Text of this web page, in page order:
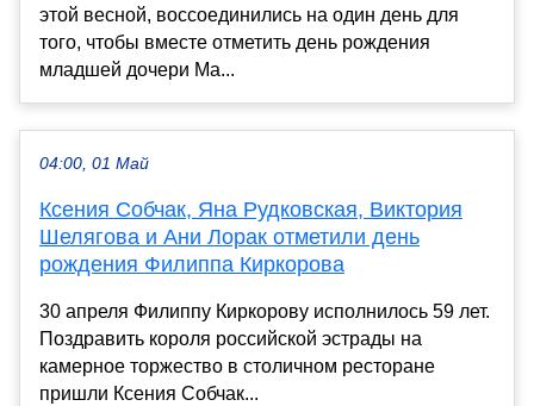
этой весной, воссоединились на один день для
того, чтобы вместе отметить день рождения
младшей дочери Ма...
04:00, 01 Май
Ксения Собчак, Яна Рудковская, Виктория
Шелягова и Ани Лорак отметили день
рождения Филиппа Киркорова
30 апреля Филиппу Киркорову исполнилось 59 лет.
Поздравить короля российской эстрады на
камерное торжество в столичном ресторане
пришли Ксения Собчак...